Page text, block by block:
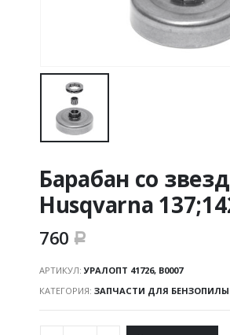
Барабан со
Husqvarna
760 Р
АРТИКУЛ:УРАЛОПТ 41726, В0007
КАТЕГОРИЯ: ЗАПЧАСТИ ДЛЯ БЕНЗОПИЛЫ